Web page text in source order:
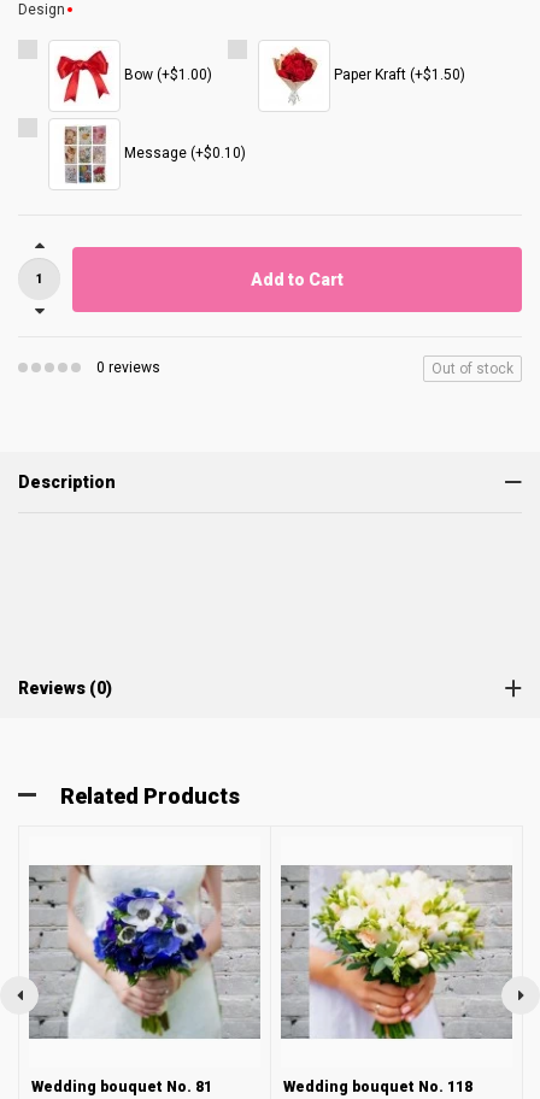
Design
Bow (+$1.00) Paper Kraft (+$1.50)
Message (+$0.10)
Add to Cart
0 reviews Out of stock
Description
Reviews (0)
Related Products
Wedding bouquet No. 81 Wedding bouquet No. 118